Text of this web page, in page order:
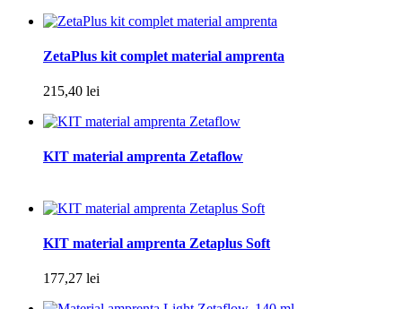
ZetaPlus kit complet material amprenta
215,40 lei
KIT material amprenta Zetaflow
KIT material amprenta Zetaplus Soft
177,27 lei